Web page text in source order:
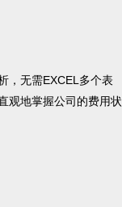
，无需EXCEL多个表
观地掌握公司的费用状